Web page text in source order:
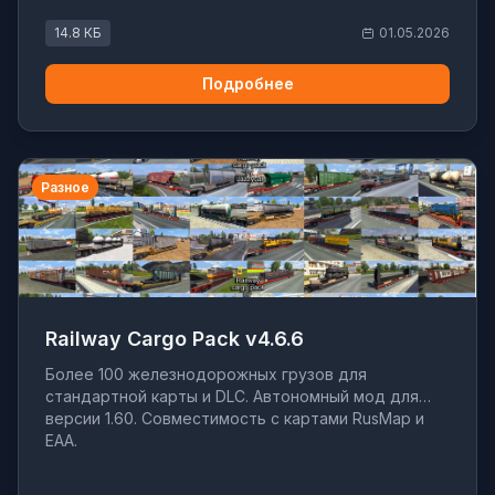
14.8 КБ 01.05.2026
Подробнее
Разное
Railway Cargo Pack v4.6.6
Более 100 железнодорожных грузов для
стандартной карты и DLC. Автономный мод для
версии 1.60. Совместимость с картами RusMap и
EAA.